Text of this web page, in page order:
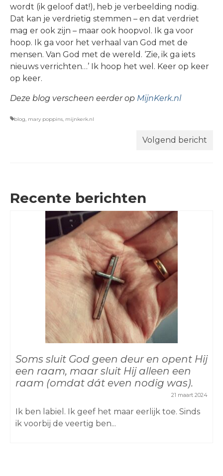
wordt (ik geloof dat!), heb je verbeelding nodig.
Dat kan je verdrietig stemmen – en dat verdriet
mag er ook zijn – maar ook hoopvol. Ik ga voor
hoop. Ik ga voor het verhaal van God met de
mensen. Van God met de wereld. ‘Zie, ik ga iets
nieuws verrichten…’ Ik hoop het wel. Keer op keer
op keer.
Deze blog verscheen eerder op MijnKerk.nl
blog, mary poppins, mijnkerk.nl
Volgend bericht
Recente berichten
Soms sluit God geen deur en opent Hij
een raam, maar sluit Hij alleen een
raam (omdat dát even nodig was).
21 maart 2024
Ik ben labiel. Ik geef het maar eerlijk toe. Sinds
ik voorbij de veertig ben...